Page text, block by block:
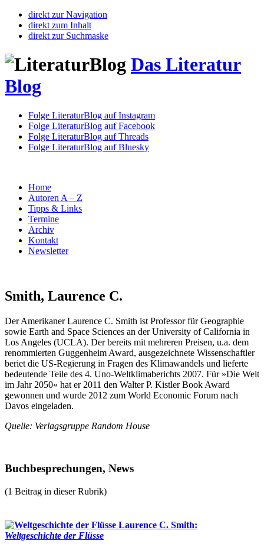
direkt zur Navigation
direkt zum Inhalt
direkt zur Suchmaske
Das Literatur
Blog
Folge LiteraturBlog auf Instagram
Folge LiteraturBlog auf Facebook
Folge LiteraturBlog auf Threads
Folge LiteraturBlog auf Bluesky
Home
Autoren A – Z
Tipps & Links
Termine
Archiv
Kontakt
Newsletter
Smith, Laurence C.
Der Amerikaner Laurence C. Smith ist Professor für Geographie
sowie Earth and Space Sciences an der University of California in
Los Angeles (UCLA). Der bereits mit mehreren Preisen, u.a. dem
renommierten Guggenheim Award, ausgezeichnete Wissenschaftler
beriet die US-Regierung in Fragen des Klimawandels und lieferte
bedeutende Teile des 4. Uno-Weltklimaberichts 2007. Für »Die Welt
im Jahr 2050« hat er 2011 den Walter P. Kistler Book Award
gewonnen und wurde 2012 zum World Economic Forum nach
Davos eingeladen.
Quelle: Verlagsgruppe Random House
Buchbesprechungen, News
(1 Beitrag in dieser Rubrik)
Laurence C. Smith:
Weltgeschichte der Flüsse